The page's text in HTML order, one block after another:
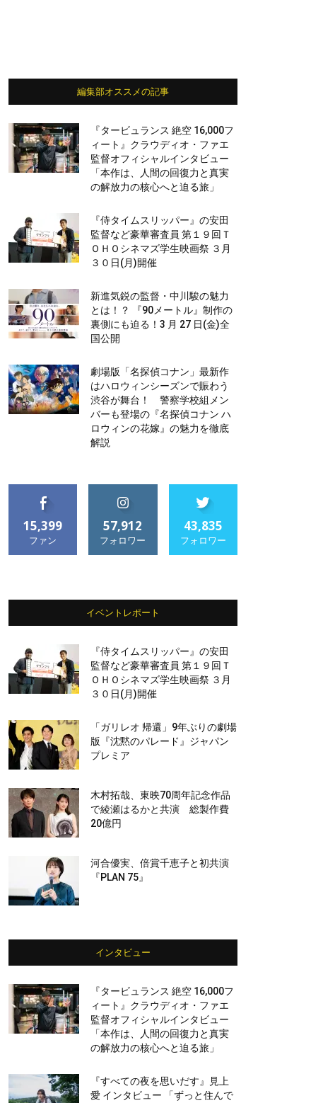
編集部オススメの記事
『タービュランス 絶空 16,000フ
ィート』クラウディオ・ファエ
監督オフィシャルインタビュー
「本作は、人間の回復力と真実
の解放力の核心へと迫る旅」
『侍タイムスリッパー』の安田
監督など豪華審査員 第１９回Ｔ
ＯＨＯシネマズ学生映画祭 ３月
３０日(月)開催
新進気鋭の監督・中川駿の魅力
とは！？ 『90メートル』制作の
裏側にも迫る！3 月 27 日(金)全
国公開
劇場版「名探偵コナン」最新作
はハロウィンシーズンで賑わう
渋谷が舞台！ 警察学校組メン
バーも登場の『名探偵コナン ハ
ロウィンの花嫁』の魅力を徹底
解説
15,399
ファン
57,912
フォロワー
43,835
フォロワー
イベントレポート
『侍タイムスリッパー』の安田
監督など豪華審査員 第１９回Ｔ
ＯＨＯシネマズ学生映画祭 ３月
３０日(月)開催
「ガリレオ 帰還」9年ぶりの劇場
版『沈黙のパレード』ジャパン
プレミア
木村拓哉、東映70周年記念作品
で綾瀬はるかと共演 総製作費
20億円
河合優実、倍賞千恵子と初共演
『PLAN 75』
インタビュー
『タービュランス 絶空 16,000フ
ィート』クラウディオ・ファエ
監督オフィシャルインタビュー
「本作は、人間の回復力と真実
の解放力の核心へと迫る旅」
『すべての夜を思いだす』見上
愛 インタビュー 「ずっと住んで